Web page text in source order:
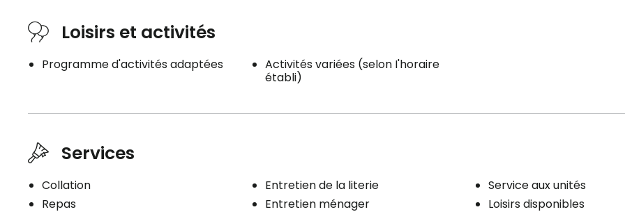
Loisirs et activités
Programme d'activités adaptées
Activités variées (selon I'horaire
établi)
Services
Collation
Repas
Entretien de la literie
Entretien ménager
Service aux unités
Loisirs disponibles